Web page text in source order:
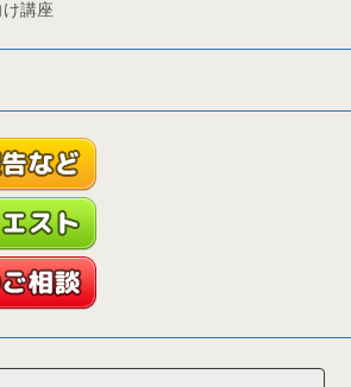
講座